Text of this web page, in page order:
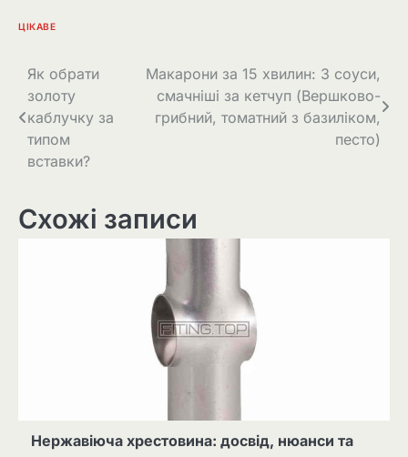
ЦІКАВЕ
Навігація
записів
Як обрати
золоту
каблучку за
типом
вставки?
Макарони за 15 хвилин: 3 соуси,
смачніші за кетчуп (Вершково-
грибний, томатний з базиліком,
песто)
Схожі записи
Нержавіюча хрестовина: досвід, нюанси та